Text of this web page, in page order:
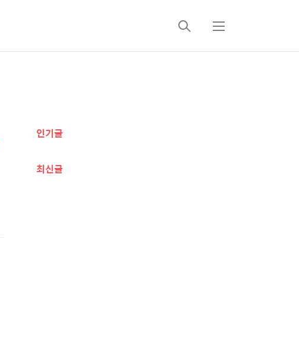
검
메
가
보
인기글
최신글